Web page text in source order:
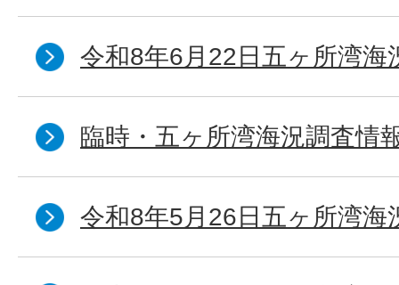
令和8年6月22日五ヶ所湾海
臨時・五ヶ所湾海況調査情
令和8年5月26日五ヶ所湾海